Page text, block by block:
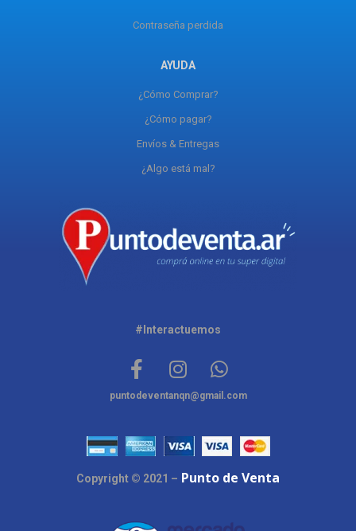
Contraseña perdida
AYUDA
¿Cómo Comprar?
¿Cómo pagar?
Envíos & Entregas
¿Algo está mal?
#Interactuemos
puntodeventanqn@gmail.com
Copyright © 2021 – Punto de Venta